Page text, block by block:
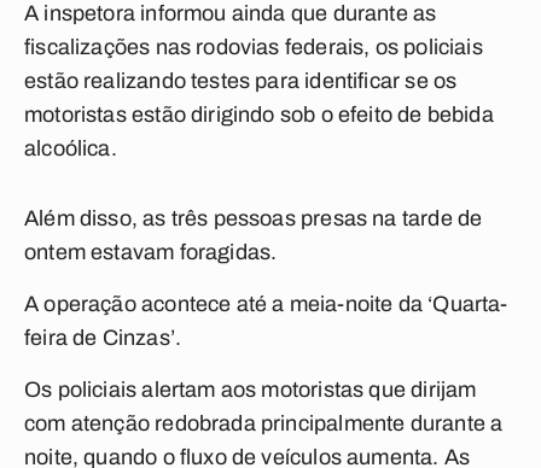
A inspetora informou ainda que durante as
fiscalizações nas rodovias federais, os policiais
estão realizando testes para identificar se os
motoristas estão dirigindo sob o efeito de bebida
alcoólica.
Além disso, as três pessoas presas na tarde de
ontem estavam foragidas.
A operação acontece até a meia-noite da ‘Quarta-
feira de Cinzas’.
Os policiais alertam aos motoristas que dirijam
com atenção redobrada principalmente durante a
noite, quando o fluxo de veículos aumenta. As